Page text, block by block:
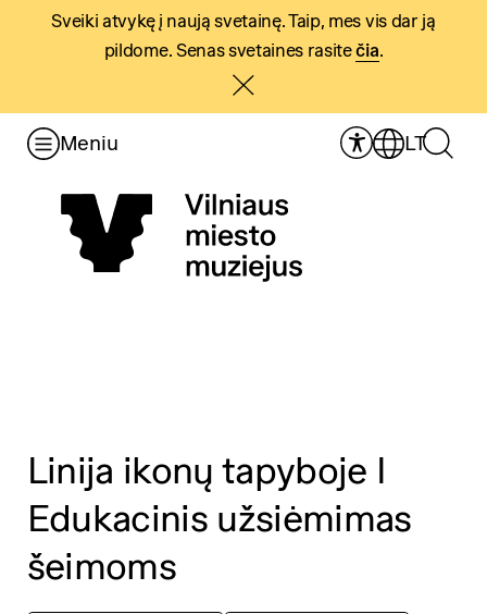
Sveiki atvykę į naują svetainę. Taip, mes vis dar ją
pildome. Senas svetaines rasitečia.
Meniu LT
Linija ikonų tapyboje I
Edukacinis užsiėmimas
šeimoms